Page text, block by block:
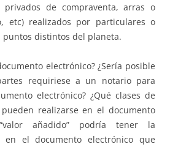
privados de compraventa, arras o
etc) realizados por particulares o
puntos distintos del planeta.
electrónico? ¿Sería posible
requiriese a un notario para
electrónico? ¿Qué clases de
realizarse en el documento
añadido” podría tener la
en el documento electrónico que